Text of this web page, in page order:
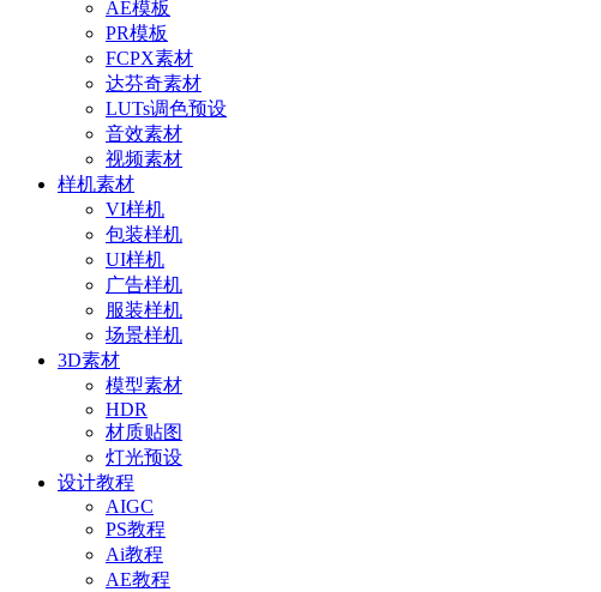
AE模板
PR模板
FCPX素材
达芬奇素材
LUTs调色预设
音效素材
视频素材
样机素材
VI样机
包装样机
UI样机
广告样机
服装样机
场景样机
3D素材
模型素材
HDR
材质贴图
灯光预设
设计教程
AIGC
PS教程
Ai教程
AE教程